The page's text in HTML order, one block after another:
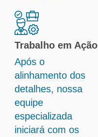
Trabalho em Ação
Após o
alinhamento dos
detalhes, nossa
equipe
especializada
iniciará com os